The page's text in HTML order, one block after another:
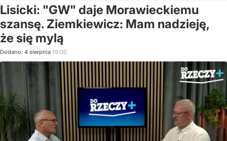
Lisicki: "GW" daje Morawieckiemu
szansę. Ziemkiewicz: Mam nadzieję,
że się mylą
Dodano: 4 sierpnia 19:00